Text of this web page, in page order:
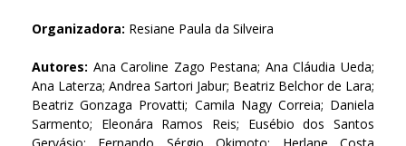
Organizadora: Resiane Paula da Silveira
Autores: Ana Caroline Zago Pestana; Ana Cláudia Ueda;
Ana Laterza; Andrea Sartori Jabur; Beatriz Belchor de Lara;
Beatriz Gonzaga Provatti; Camila Nagy Correia; Daniela
Sarmento; Eleonára Ramos Reis; Eusébio dos Santos